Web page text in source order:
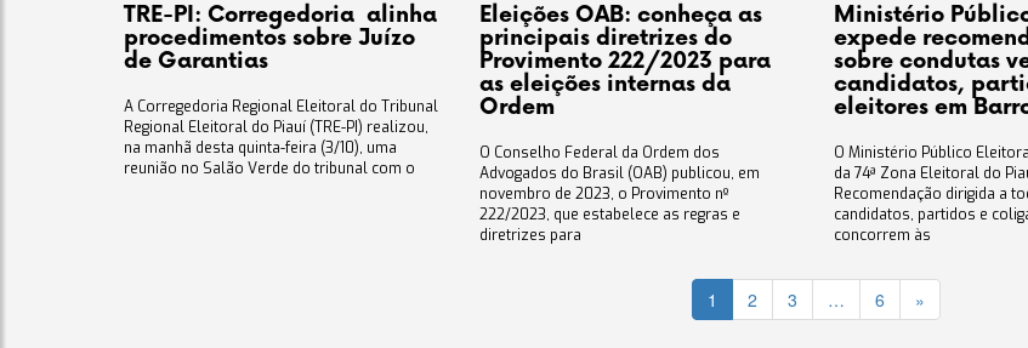
TRE-PI: Corregedoria alinha
procedimentos sobre Juízo
de Garantias
A Corregedoria Regional Eleitoral do Tribunal
Regional Eleitoral do Piauí (TRE-PI) realizou,
na manhã desta quinta-feira (3/10), uma
reunião no Salão Verde do tribunal com o
Eleições OAB: conheça as
principais diretrizes do
Provimento 222/2023 para
as eleições internas da
Ordem
O Conselho Federal da Ordem dos
Advogados do Brasil (OAB) publicou, em
novembro de 2023, o Provimento nº
222/2023, que estabelece as regras e
diretrizes para
Ministério
expede
sobre condutas
candidatos,
eleitores em
O Ministério Público
da 74ª Zona Eleitoral do
Recomendação dirigida a
candidatos, partidos e
concorrem às
1 2 3 … 6 »